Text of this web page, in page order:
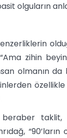
olguların
zihin
olmanın da
beraber